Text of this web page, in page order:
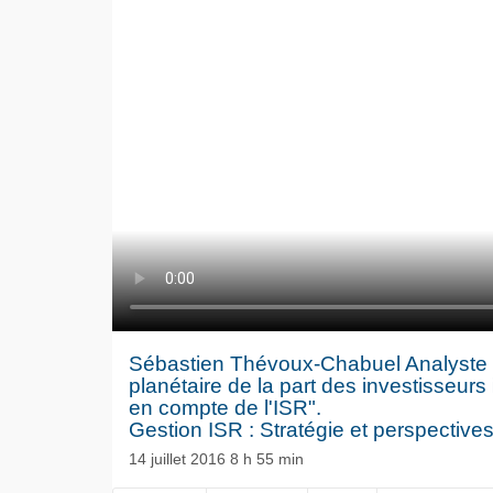
Sébastien Thévoux-Chabuel
planétaire de la part des
en compte de l'ISR".
Gestion ISR : Stratégie et
14 juillet 2016 8 h 55 min